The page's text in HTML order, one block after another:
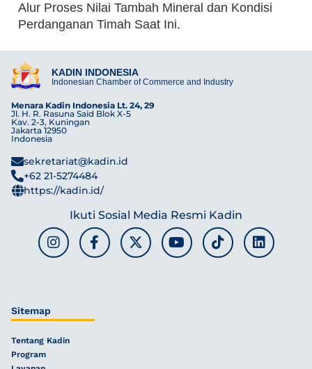
Alur Proses Nilai Tambah Mineral dan Kondisi
Perdanganan Timah Saat Ini.
KADIN INDONESIA
Indonesian Chamber of Commerce and Industry
Menara Kadin Indonesia Lt. 24, 29
Jl. H. R. Rasuna Said Blok X-5
Kav. 2-3, Kuningan
Jakarta 12950
Indonesia
sekretariat@kadin.id
+62 21-5274484
https://kadin.id/
Ikuti Sosial Media Resmi Kadin
Sitemap
Tentang Kadin
Program